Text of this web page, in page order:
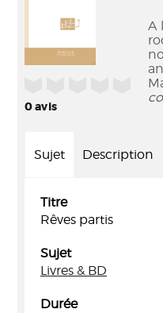
0avis
A
Sujet Description
Titre
Rêves partis
Sujet
Livres & BD
Durée